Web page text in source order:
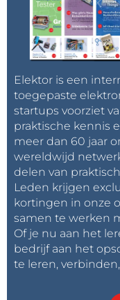
Elektor is een
toegepaste
startups voorziet
praktische kennis
meer dan 60 jaar
wereldwijd
delen van
Leden krijgen
kortingen in onze
samen te werken
Of je nu aan het
bedrijf aan het
te leren,